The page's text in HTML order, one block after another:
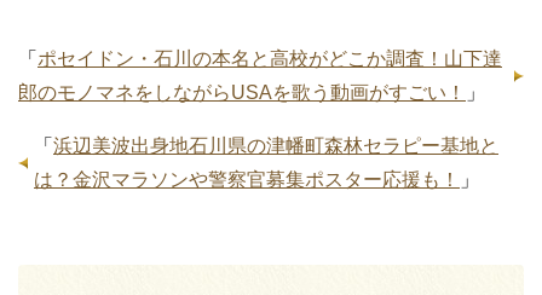
「 ポセイドン・石川の本名と高校がどこか調査！山下達
郎のモノマネをしながらUSAを歌う動画がすごい！
」
「 浜辺美波出身地石川県の津幡町森林セラピー基地と
は？金沢マラソンや警察官募集ポスター応援も！
」